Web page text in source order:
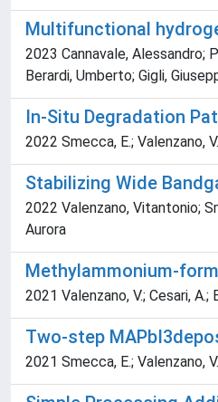
Multifunctional
2023 Cannavale, Alessandro;
Berardi, Umberto; Gigli,
In-Situ Degradation
2022 Smecca, E.; Valenzano,
Stabilizing Wide
2022 Valenzano, Vitantonio;
Aurora
Methylammonium-
2021 Valenzano, V.; Cesari, A.;
Two-step
2021 Smecca, E.; Valenzano,